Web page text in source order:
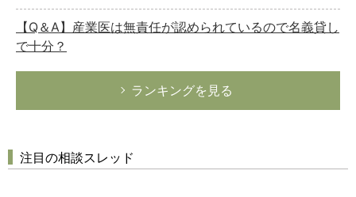
【Q＆A】産業医は無責任が認められているので名義貸し
で十分？
ランキングを見る
注目の相談スレッド